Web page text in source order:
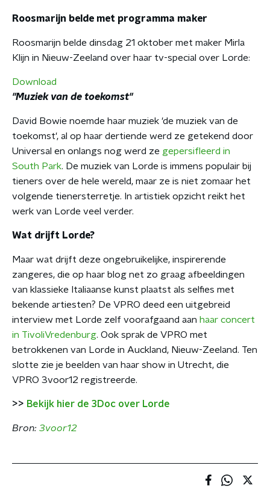
Roosmarijn belde met programma maker
Roosmarijn belde dinsdag 21 oktober met maker Mirla
Klijn in Nieuw-Zeeland over haar tv-special over Lorde:
Download
"Muziek van de toekomst"
David Bowie noemde haar muziek 'de muziek van de
toekomst', al op haar dertiende werd ze getekend door
Universal en onlangs nog werd ze gepersifleerd in
South Park. De muziek van Lorde is immens populair bij
tieners over de hele wereld, maar ze is niet zomaar het
volgende tienersterretje. In artistiek opzicht reikt het
werk van Lorde veel verder.
Wat drijft Lorde?
Maar wat drijft deze ongebruikelijke, inspirerende
zangeres, die op haar blog net zo graag afbeeldingen
van klassieke Italiaanse kunst plaatst als selfies met
bekende artiesten? De VPRO deed een uitgebreid
interview met Lorde zelf voorafgaand aan haar concert
in TivoliVredenburg. Ook sprak de VPRO met
betrokkenen van Lorde in Auckland, Nieuw-Zeeland. Ten
slotte zie je beelden van haar show in Utrecht, die
VPRO 3voor12 registreerde.
>> Bekijk hier de 3Doc over Lorde
Bron: 3voor12